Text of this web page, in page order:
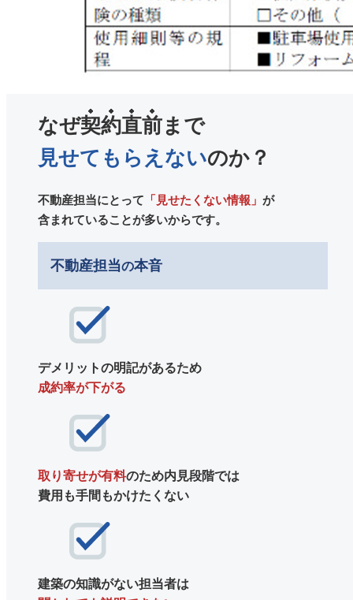
なぜ契約直前まで
見せてもらえないのか？
不動産担当にとって 「見せたくない情報」 が
含まれていることが多いからです。
不動産担当の本音
デメリットの明記があるため
成約率が下がる
取り寄せが有料のため内見段階では
費用も手間もかけたくない
建築の知識がない担当者は